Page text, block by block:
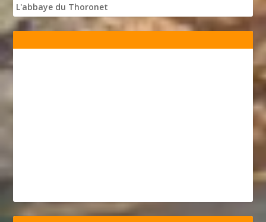
L'abbaye du Thoronet